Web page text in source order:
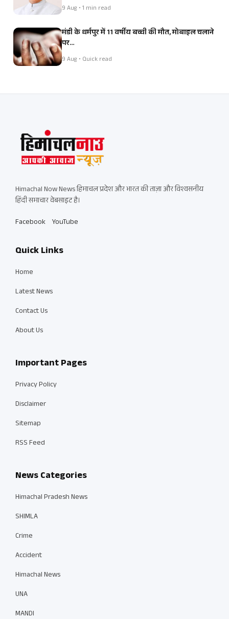
9 Aug • 1 min read
मंडी के धर्मपुर में 11 वर्षीय बच्ची की मौत, मोबाइल चलाने
पर…
9 Aug • Quick read
Himachal Now News हिमाचल प्रदेश और भारत की ताज़ा और विश्वसनीय
हिंदी समाचार वेबसाइट है।
Facebook YouTube
Quick Links
Home
Latest News
Contact Us
About Us
Important Pages
Privacy Policy
Disclaimer
Sitemap
RSS Feed
News Categories
Himachal Pradesh News
SHIMLA
Crime
Accident
Himachal News
UNA
MANDI